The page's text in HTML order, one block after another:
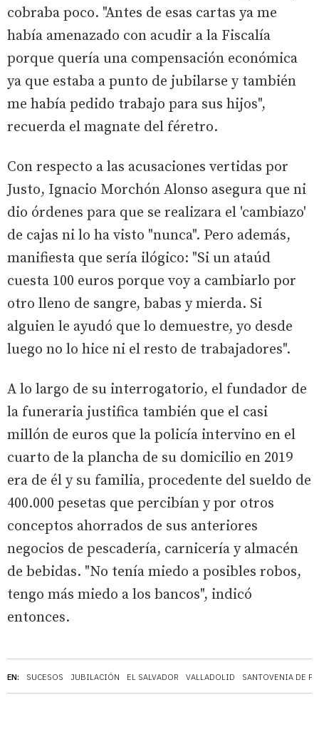
EN: SUCESOS JUBILACIÓN EL SALVADOR VALLADOLID SANTOVENIA DE
cobraba poco. "Antes de esas cartas ya me
había amenazado con acudir a la Fiscalía
porque quería una compensación económica
ya que estaba a punto de jubilarse y también
me había pedido trabajo para sus hijos",
recuerda el magnate del féretro.
Con respecto a las acusaciones vertidas por
Justo, Ignacio Morchón Alonso asegura que ni
dio órdenes para que se realizara el 'cambiazo'
de cajas ni lo ha visto "nunca". Pero además,
manifiesta que sería ilógico: "Si un ataúd
cuesta 100 euros porque voy a cambiarlo por
otro lleno de sangre, babas y mierda. Si
alguien le ayudó que lo demuestre, yo desde
luego no lo hice ni el resto de trabajadores".
A lo largo de su interrogatorio, el fundador de
la funeraria justifica también que el casi
millón de euros que la policía intervino en el
cuarto de la plancha de su domicilio en 2019
era de él y su familia, procedente del sueldo de
400.000 pesetas que percibían y por otros
conceptos ahorrados de sus anteriores
negocios de pescadería, carnicería y almacén
de bebidas. "No tenía miedo a posibles robos,
tengo más miedo a los bancos", indicó
entonces.